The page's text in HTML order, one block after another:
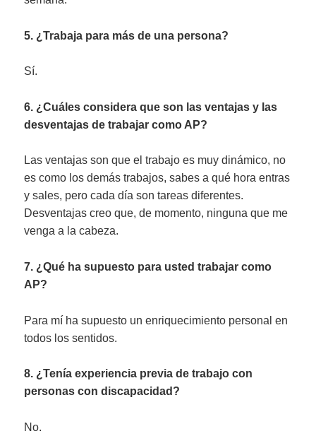
5. ¿Trabaja para más de una persona?
Sí.
6. ¿Cuáles considera que son las ventajas y las
desventajas de trabajar como AP?
Las ventajas son que el trabajo es muy dinámico, no
es como los demás trabajos, sabes a qué hora entras
y sales, pero cada día son tareas diferentes.
Desventajas creo que, de momento, ninguna que me
venga a la cabeza.
7. ¿Qué ha supuesto para usted trabajar como
AP?
Para mí ha supuesto un enriquecimiento personal en
todos los sentidos.
8. ¿Tenía experiencia previa de trabajo con
personas con discapacidad?
No.